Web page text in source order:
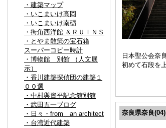
・建築マップ
・いこまいけ高岡
・いこまいけ南砺
・街角西洋館 ＆ＲＵＩＮＳ
・とやま散策の宝石箱
スーパーコピー時計
・博物館 別館 （人文展
示）
・香川建築探偵団の建築１
００選
・中村與資平記念館別館
・武田五一ブログ
・日々・from an architect
・台湾近代建築
日本聖公会奈
初めて石段を
奈良県奈良(04)